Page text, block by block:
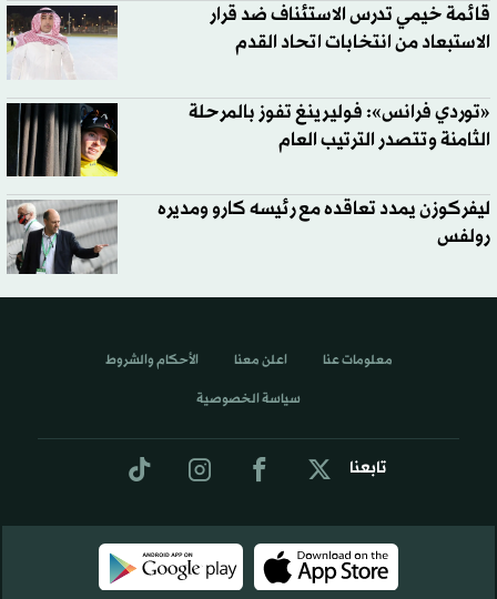
قائمة خيمي تدرس الاستئناف ضد قرار
الاستبعاد من انتخابات اتحاد القدم
«توردي فرانس»: فوليرينغ تفوز بالمرحلة
الثامنة وتتصدر الترتيب العام
ليفركوزن يمدد تعاقده مع رئيسه كارو ومديره
رولفس
تابعنا
معلومات عنا اعلن معنا الأحكام والشروط
سياسة الخصوصية